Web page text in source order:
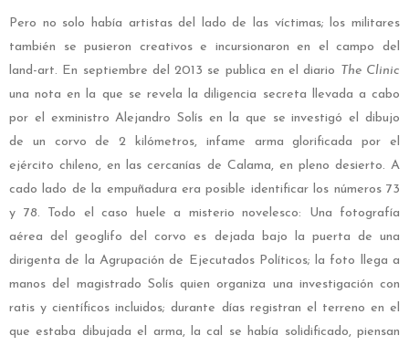
Pero no solo había artistas del lado de las víctimas; los militares
también se pusieron creativos e incursionaron en el campo del
land-art. En septiembre del 2013 se publica en el diario
The Clinic
una nota en la que se revela la diligencia secreta llevada a cabo
por el exministro Alejandro Solís en la que se investigó el dibujo
de un corvo de 2 kilómetros, infame arma glorificada por el
ejército chileno, en las cercanías de Calama, en pleno desierto. A
cado lado de la empuñadura era posible identificar los números 73
y 78. Todo el caso huele a misterio novelesco: Una fotografía
aérea del geoglifo del corvo es dejada bajo la puerta de una
dirigenta de la Agrupación de Ejecutados Políticos; la foto llega a
manos del magistrado Solís quien organiza una investigación con
ratis y científicos incluidos; durante días registran el terreno en el
que estaba dibujada el arma, la cal se había solidificado, piensan